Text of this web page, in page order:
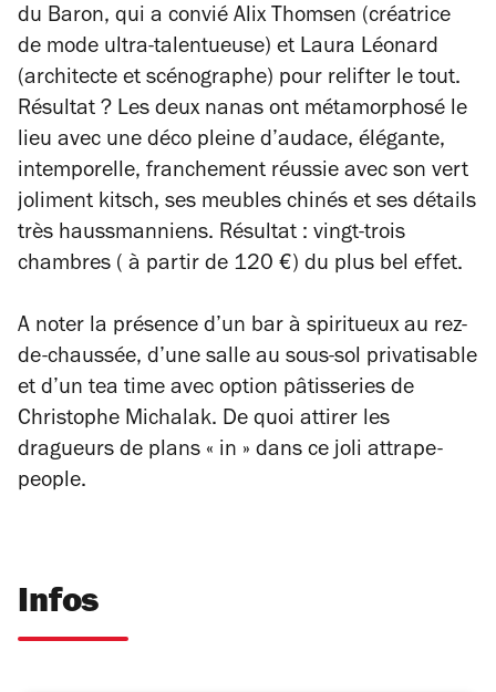
du Baron, qui a convié Alix Thomsen (créatrice
de mode ultra-talentueuse) et Laura Léonard
(architecte et scénographe) pour relifter le tout.
Résultat ? Les deux nanas ont métamorphosé le
lieu avec une déco pleine d’audace, élégante,
intemporelle, franchement réussie avec son vert
joliment kitsch, ses meubles chinés et ses détails
très haussmanniens. Résultat : vingt-trois
chambres ( à partir de 120 €) du plus bel effet.
A noter la présence d’un bar à spiritueux au rez-
de-chaussée, d’une salle au sous-sol privatisable
et d’un tea time avec option pâtisseries de
Christophe Michalak. De quoi attirer les
dragueurs de plans « in » dans ce joli attrape-
people.
Infos